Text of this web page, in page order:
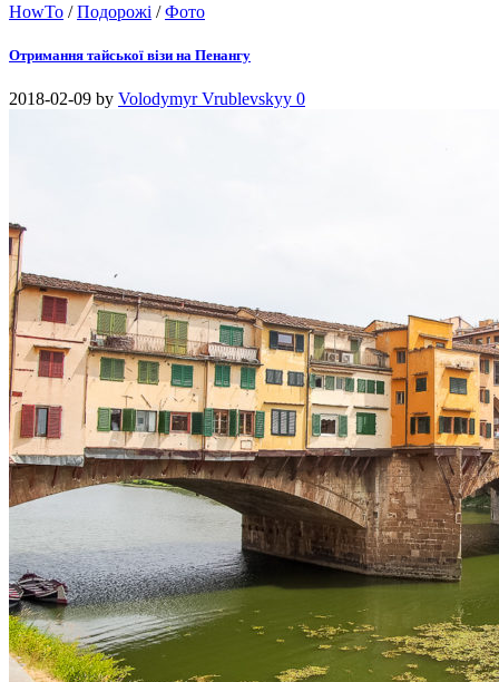
HowTo /Подорожі /Фото
Отримання тайської візи на Пенангу
2018-02-09 by Volodymyr Vrublevskyy 0